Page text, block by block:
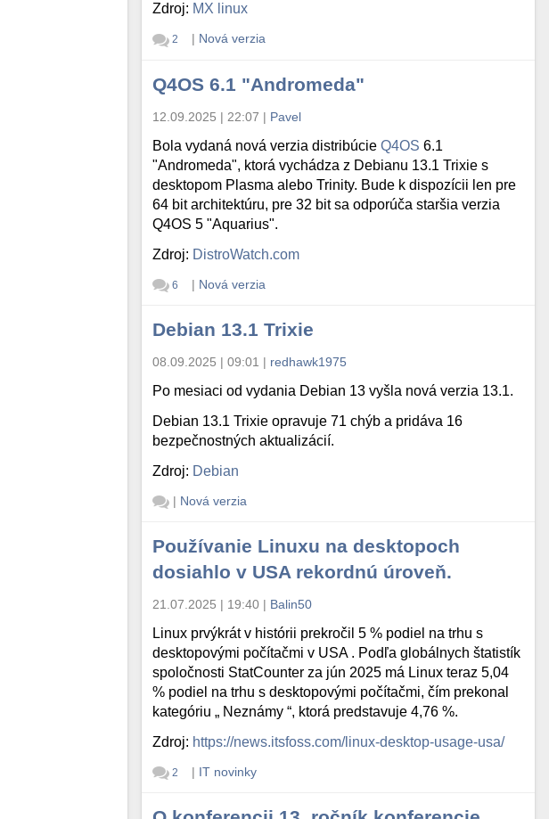
Zdroj: MX linux
2 | Nová verzia
Q4OS 6.1 "Andromeda"
12.09.2025 | 22:07 | Pavel
Bola vydaná nová verzia distribúcieQ4OS 6.1
"Andromeda", ktorá vychádza z Debianu 13.1 Trixie s
desktopom Plasma alebo Trinity. Bude k dispozícii len pre
64 bit architektúru, pre 32 bit sa odporúča staršia verzia
Q4OS 5 "Aquarius".
Zdroj: DistroWatch.com
6 | Nová verzia
Debian 13.1 Trixie
08.09.2025 | 09:01 | redhawk1975
Po mesiaci od vydania Debian 13 vyšla nová verzia 13.1.
Debian 13.1 Trixie opravuje 71 chýb a pridáva 16
bezpečnostných aktualizácií.
Zdroj: Debian
| Nová verzia
Používanie Linuxu na desktopoch
dosiahlo v USA rekordnú úroveň.
21.07.2025 | 19:40 | Balin50
Linux prvýkrát v histórii prekročil 5 % podiel na trhu s
desktopovými počítačmi v USA . Podľa globálnych štatistík
spoločnosti StatCounter za jún 2025 má Linux teraz 5,04
% podiel na trhu s desktopovými počítačmi, čím prekonal
kategóriu „ Neznámy “, ktorá predstavuje 4,76 %.
Zdroj: https://news.itsfoss.com/linux-desktop-usage-usa/
2 | IT novinky